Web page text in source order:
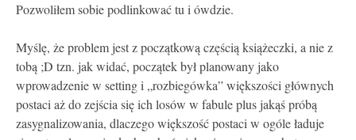
Pozwoliłem sobie podlinkować tu i ówdzie.
Myślę, że problem jest z początkową częścią książeczki, a nie z
tobą ;D tzn. jak widać, początek był planowany jako
wprowadzenie w setting i „rozbiegówka” większości głównych
postaci aż do zejścia się ich losów w fabule plus jakąś próbą
zasygnalizowania, dlaczego większość postaci w ogóle ładuje